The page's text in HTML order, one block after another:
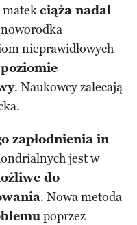
ciąża nadal
nieprawidłowych
. Naukowcy zalecają
zapłodnienia in
jest w
do
. Nowa metoda
poprzez